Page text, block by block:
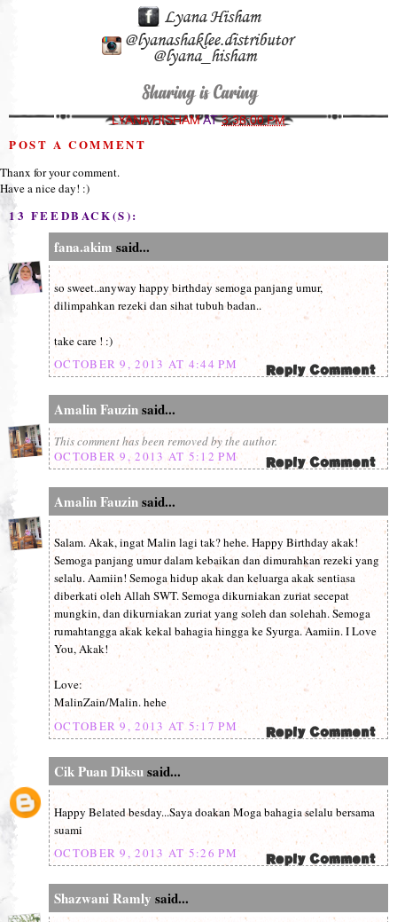
LYANA HISHAMAT3:38:00 PM
POST A COMMENT
Thanx for your comment.
Have a nice day! :)
13 FEEDBACK(S):
fana.akim said...
so sweet..anyway happy birthday semoga panjang umur,
dilimpahkan rezeki dan sihat tubuh badan..
take care ! :)
OCTOBER 9, 2013 AT 4:44 PM
Amalin Fauzinsaid...
This comment has been removed by the author.
OCTOBER 9, 2013 AT 5:12 PM
Amalin Fauzinsaid...
Salam. Akak, ingat Malin lagi tak? hehe. Happy Birthday akak!
Semoga panjang umur dalam kebaikan dan dimurahkan rezeki yang
selalu. Aamiin! Semoga hidup akak dan keluarga akak sentiasa
diberkati oleh Allah SWT. Semoga dikurniakan zuriat secepat
mungkin, dan dikurniakan zuriat yang soleh dan solehah. Semoga
rumahtangga akak kekal bahagia hingga ke Syurga. Aamiin. I Love
You, Akak!
Love:
MalinZain/Malin. hehe
OCTOBER 9, 2013 AT 5:17 PM
Cik Puan Diksusaid...
Happy Belated besday...Saya doakan Moga bahagia selalu bersama
suami
OCTOBER 9, 2013 AT 5:26 PM
Shazwani Ramly said...